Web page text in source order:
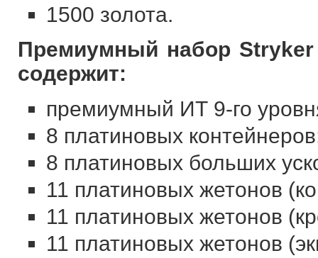
1500 золота.
Премиумный набор Stryker
содержит:
премиумный ИТ 9-го
8 платиновых
8 платиновых больших
11 платиновых жетонов
11 платиновых жетонов
11 платиновых жетонов